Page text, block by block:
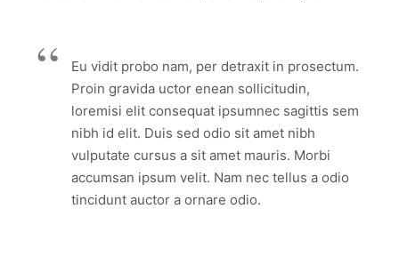
Eu vidit probo nam, per detraxit in prosectum.
Proin gravida uctor enean sollicitudin,
loremisi elit consequat ipsumnec sagittis sem
nibh id elit. Duis sed odio sit amet nibh
vulputate cursus a sit amet mauris. Morbi
accumsan ipsum velit. Nam nec tellus a odio
tincidunt auctor a ornare odio.